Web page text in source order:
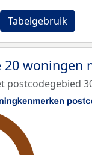
Tabelgebruik
woningen
postcodegebied